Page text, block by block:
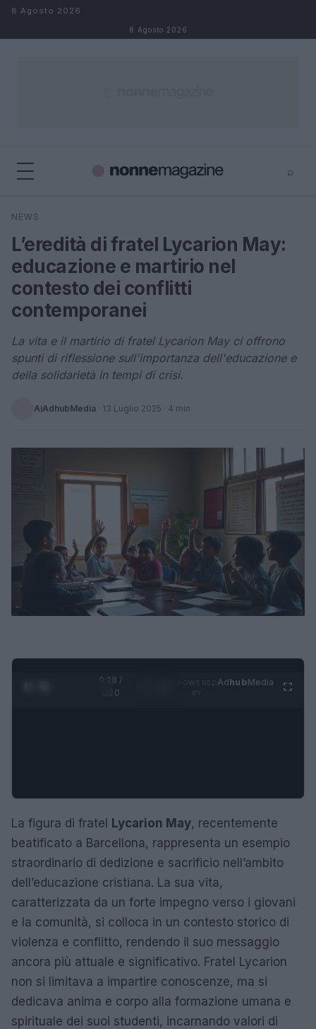
Salta al contenuto
8 Agosto 2026
8 Agosto 2026
⌕
Cerca
NEWS
L’eredità di fratel Lycarion May:
educazione e martirio nel
contesto dei conflitti
contemporanei
La vita e il martirio di fratel Lycarion May ci offrono
spunti di riflessione sull'importanza dell'educazione e
della solidarietà in tempi di crisi.
AiAdhubMedia · 13 Luglio 2025 · 4 min
0:29 /
1:20
AdhubMedia
La figura di fratel Lycarion May, recentemente
beatificato a Barcellona, rappresenta un esempio
straordinario di dedizione e sacrificio nell’ambito
dell’educazione cristiana. La sua vita,
caratterizzata da un forte impegno verso i giovani
e la comunità, si colloca in un contesto storico di
violenza e conflitto, rendendo il suo messaggio
ancora più attuale e significativo. Fratel Lycarion
non si limitava a impartire conoscenze, ma si
dedicava anima e corpo alla formazione umana e
spirituale dei suoi studenti, incarnando valori di